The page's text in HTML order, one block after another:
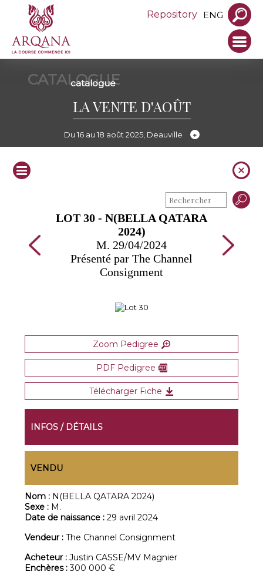
Repository ENG
CATALOGUE
catalogue
LA VENTE D'AOÛT
Du 16 au 18 août 2025, Deauville
LOT 30 - N(BELLA QATARA
2024)
M. 29/04/2024
Présenté par The Channel
Consignment
Zoom Pedigree
PDF Pedigree
Télécharger Fiche
INFOS / DÉTAILS
VENDU
Nom : N(BELLA QATARA 2024)
Sexe : M.
Date de naissance :29 avril 2024
Vendeur :The Channel Consignment
Acheteur :Justin CASSE/MV Magnier
Enchères :300 000 €